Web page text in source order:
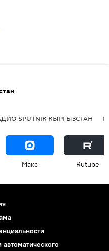
SPUTNIK КЫРГЫЗСТАН
Макс Rutube